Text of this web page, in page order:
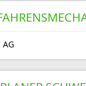
AG